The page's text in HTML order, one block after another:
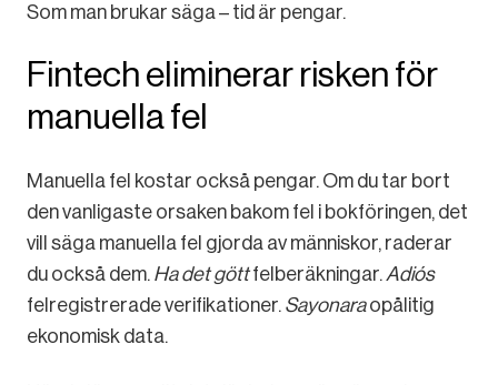
Som man brukar säga – tid är pengar.
Fintech eliminerar risken för
manuella fel
Manuella fel kostar också pengar. Om du tar bort
den vanligaste orsaken bakom fel i bokföringen, det
vill säga manuella fel gjorda av människor, raderar
du också dem. Ha det göttfelberäkningar.Adiós
felregistrerade verifikationer. Sayonaraopålitig
ekonomisk data.